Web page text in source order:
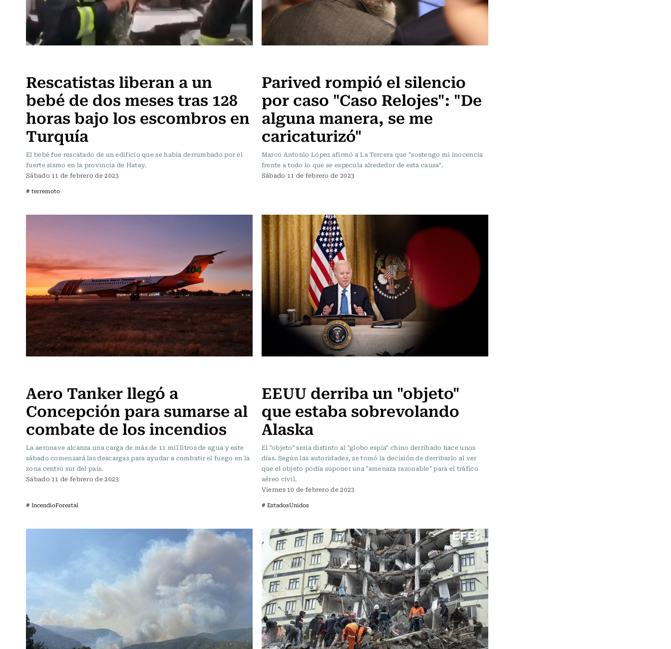
Rescatistas liberan a un
bebé de dos meses tras 128
horas bajo los escombros en
Turquía
El bebé fue rescatado de un edificio que se había derrumbado por el
fuerte sismo en la provincia de Hatay.
Sábado 11 de febrero de 2023
# terremoto
Parived rompió el silencio
por caso "Caso Relojes": "De
alguna manera, se me
caricaturizó"
Marco Antonio López afirmó a La Tercera que "sostengo mi inocencia
frente a todo lo que se especula alrededor de esta causa".
Sábado 11 de febrero de 2023
Aero Tanker llegó a
Concepción para sumarse al
combate de los incendios
La aeronave alcanza una carga de más de 11 mil litros de agua y este
sábado comenzará las descargas para ayudar a combatir el fuego en la
zona centro sur del país.
Sábado 11 de febrero de 2023
# IncendioForestal
EEUU derriba un "objeto"
que estaba sobrevolando
Alaska
El "objeto" sería distinto al "globo espía" chino derribado hace unos
días. Según las autoridades, se tomó la decisión de derribarlo al ver
que el objeto podía suponer una "amenaza razonable" para el tráfico
aéreo civil.
Viernes 10 de febrero de 2023
# EstadosUnidos